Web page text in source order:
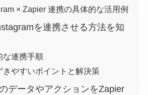
× Zapier 連携の具体的な活用例
を連携させる方法を知
な連携手順
きやすいポイントと解決策
データやアクションをZapier